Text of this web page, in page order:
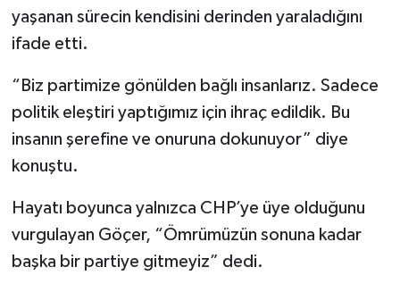
yaşanan sürecin kendisini derinden yaraladığını
ifade etti.
“Biz partimize gönülden bağlı insanlarız. Sadece
politik eleştiri yaptığımız için ihraç edildik. Bu
insanın şerefine ve onuruna dokunuyor” diye
konuştu.
Hayatı boyunca yalnızca CHP’ye üye olduğunu
vurgulayan Göçer, “Ömrümüzün sonuna kadar
başka bir partiye gitmeyiz” dedi.